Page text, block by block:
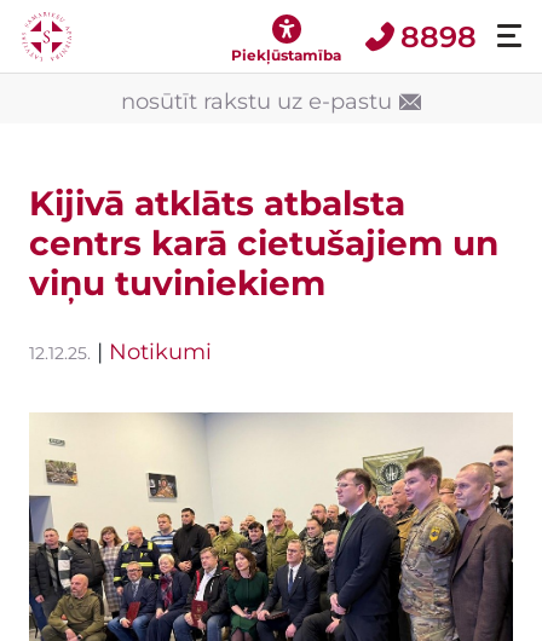
Piekļūstamība 8898
nosūtīt rakstu uz e-pastu
Kijivā atklāts atbalsta
centrs karā cietušajiem un
viņu tuviniekiem
12.12.25. | Notikumi